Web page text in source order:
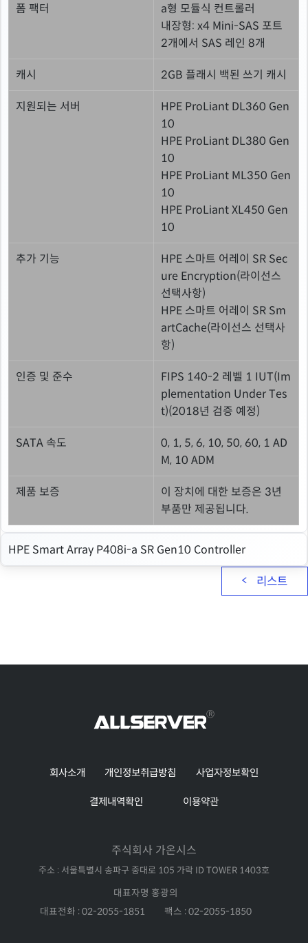
폼 팩터
a형 모듈식 컨트롤러
내장형: x4 Mini-SAS 포트
2개에서 SAS 레인 8개
캐시 2GB 플래시 백된 쓰기 캐시
지원되는 서버
HPE ProLiant DL360 Gen
10
HPE ProLiant DL380 Gen
10
HPE ProLiant ML350 Gen
10
HPE ProLiant XL450 Gen
10
추가 기능
HPE 스마트 어레이 SR Sec
ure Encryption(라이선스
선택사항)
HPE 스마트 어레이 SR Sm
artCache(라이선스 선택사
항)
인증 및 준수
FIPS 140-2 레벨 1 IUT(Im
plementation Under Tes
t)(2018년 검증 예정)
SATA 속도
0, 1, 5, 6, 10, 50, 60, 1 AD
M, 10 ADM
제품 보증
이 장치에 대한 보증은 3년
부품만 제공됩니다.
HPE Smart Array P408i-a SR Gen10 Controller
리스트
회사소개 개인정보취급방침 사업자정보확인
결제내역확인 이용약관
주식회사 가온시스
주소 : 서울특별시 송파구 중대로 105 가락 ID TOWER 1403호
대표자명 홍광의
대표전화 : 02-2055-1851
팩스 : 02-2055-1850